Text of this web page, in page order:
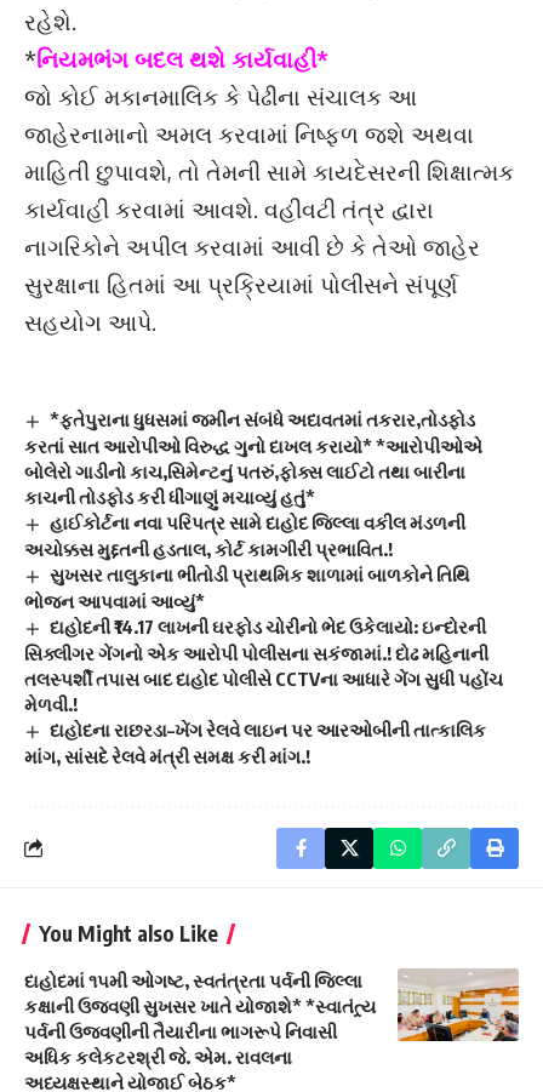
રહેશે.
*નિયમભંગ બદલ થશે કાર્યવાહી*
જો કોઈ મકાનમાલિક કે પેઢીના સંચાલક આ
જાહેરનામાનો અમલ કરવામાં નિષ્ફળ જશે અથવા
માહિતી છુપાવશે, તો તેમની સામે કાયદેસરની શિક્ષાત્મક
કાર્યવાહી કરવામાં આવશે. વહીવટી તંત્ર દ્વારા
નાગરિકોને અપીલ કરવામાં આવી છે કે તેઓ જાહેર
સુરક્ષાના હિતમાં આ પ્રક્રિયામાં પોલીસને સંપૂર્ણ
સહયોગ આપે.
*ફતેપુરાના ધુધસમાં જમીન સંબંધે અદાવતમાં તકરાર,તોડફોડ
કરતાં સાત આરોપીઓ વિરુદ્ધ ગુનો દાખલ કરાયો* *આરોપીઓએ
બોલેરો ગાડીનો કાચ,સિમેન્ટનું પતરું,ફોક્સ લાઈટો તથા બારીના
કાચની તોડફોડ કરી ધીંગાણું મચાવ્યું હતું*
હાઈકોર્ટના નવા પરિપત્ર સામે દાહોદ જિલ્લા વકીલ મંડળની
અચોક્કસ મુદ્દતની હડતાલ, કોર્ટ કામગીરી પ્રભાવિત.!
સુખસર તાલુકાના ભીતોડી પ્રાથમિક શાળામાં બાળકોને તિથિ
ભોજન આપવામાં આવ્યું*
દાહોદની ₹14.17 લાખની ઘરફોડ ચોરીનો ભેદ ઉકેલાયો: ઇન્દોરની
સિક્લીગર ગેંગનો એક આરોપી પોલીસના સકંજામાં.! દોઢ મહિનાની
તલસ્પર્શી તપાસ બાદ દાહોદ પોલીસે CCTVના આધારે ગેંગ સુધી પહોંચ
મેળવી.!
દાહોદના રાછરડા–ખેંગ રેલવે લાઇન પર આરઓબીની તાત્કાલિક
માંગ, સાંસદે રેલવે મંત્રી સમક્ષ કરી માંગ.!
You Might also Like
દાહોદમાં ૧૫મી ઓગષ્ટ, સ્વતંત્રતા પર્વની જિલ્લા
કક્ષાની ઉજવણી સુખસર ખાતે યોજાશે* *સ્વાતંત્ર્ય
પર્વની ઉજવણીની તૈયારીના ભાગરૂપે નિવાસી
અધિક કલેકટરશ્રી જે. એમ. રાવલના
અધ્યક્ષસ્થાને યોજાઈ બેઠક*